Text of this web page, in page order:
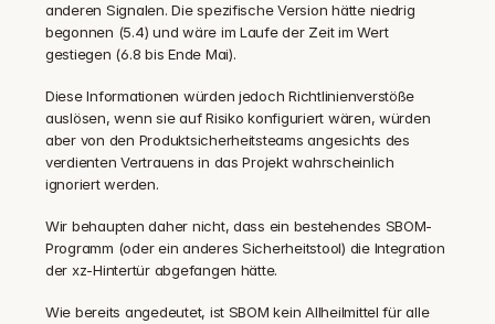
anderen Signalen. Die spezifische Version hätte niedrig
begonnen (5.4) und wäre im Laufe der Zeit im Wert
gestiegen (6.8 bis Ende Mai).
‍Diese Informationen würden jedoch Richtlinienverstöße
auslösen, wenn sie auf Risiko konfiguriert wären, würden
aber von den Produktsicherheitsteams angesichts des
verdienten Vertrauens in das Projekt wahrscheinlich
ignoriert werden.
‍Wir behaupten daher nicht, dass ein bestehendes SBOM-
Programm (oder ein anderes Sicherheitstool) die Integration
der xz-Hintertür abgefangen hätte.
‍Wie bereits angedeutet, ist SBOM kein Allheilmittel für alle